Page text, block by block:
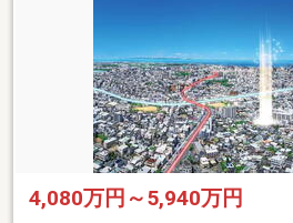
4,080万円～5,940万円